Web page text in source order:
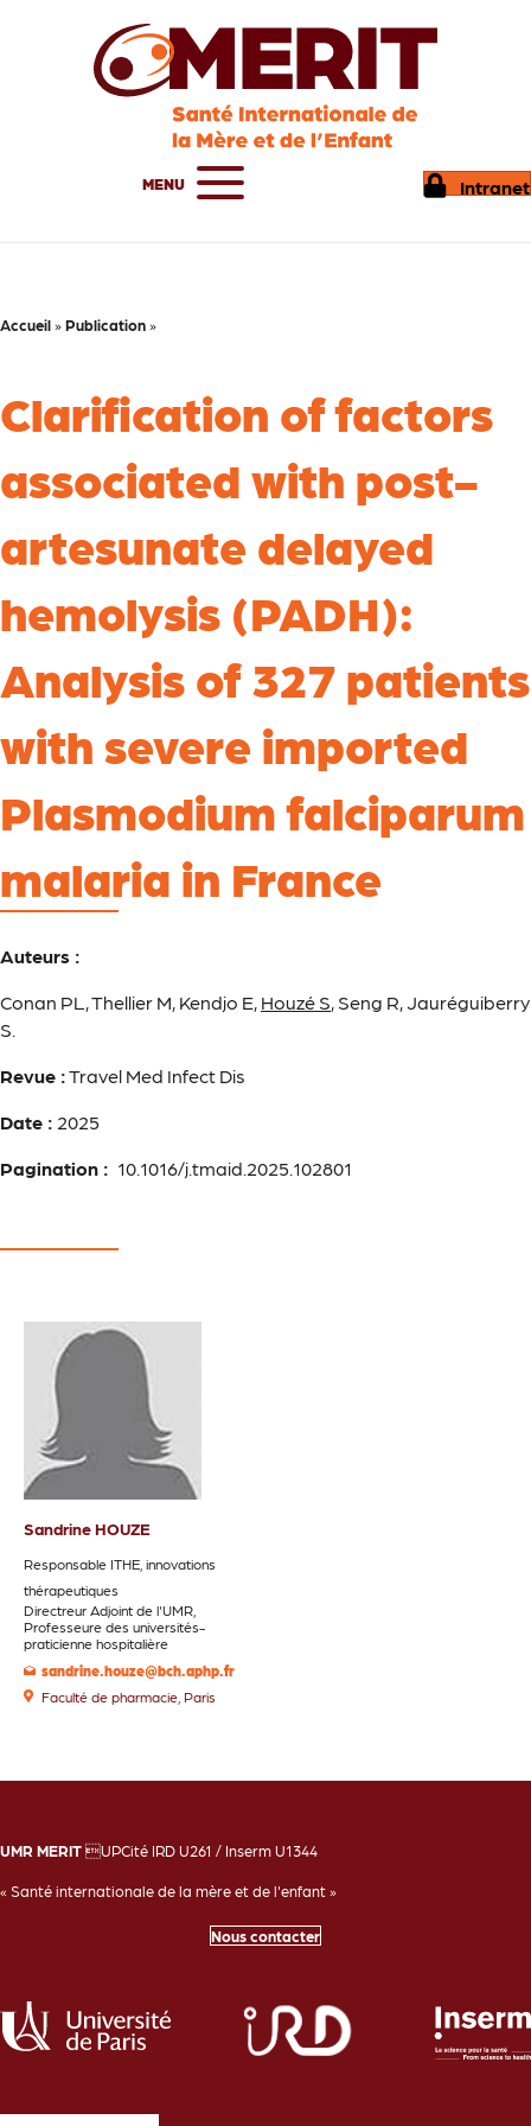
MENU Intranet
Accueil » Publication »
Clarification of factors
associated with post-
artesunate delayed
hemolysis (PADH):
Analysis of 327 patients
with severe imported
Plasmodium falciparum
malaria in France
Auteurs :
Conan PL, Thellier M, Kendjo E, Houzé S, Seng R, Jauréguiberry
S.
Revue :Travel Med Infect Dis
Date : 2025
Pagination : 10.1016/j.tmaid.2025.102801
Sandrine HOUZE
Responsable ITHE, innovations
thérapeutiques
Directreur Adjoint de l'UMR,
Professeure des universités-
praticienne hospitalière
sandrine.houze@bch.aphp.fr
Faculté de pharmacie, Paris
UMR MERIT UPCité IRD U261 / Inserm U1344
« Santé internationale de la mère et de l'enfant »
Nous contacter